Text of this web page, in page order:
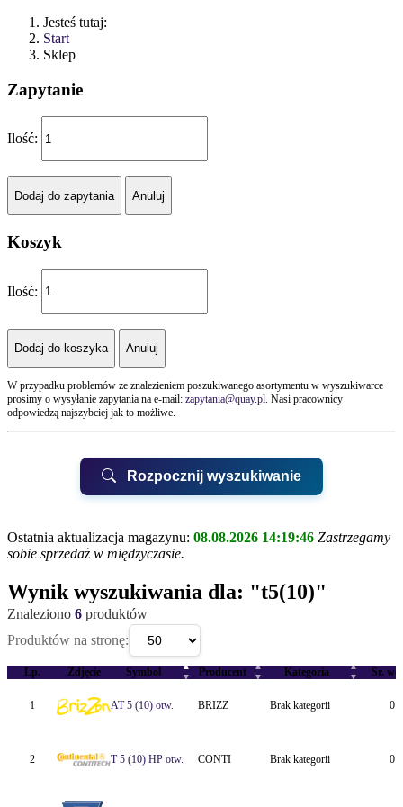
Jesteś tutaj:
Start
Sklep
Zapytanie
Ilość:
Koszyk
Ilość:
W przypadku problemów ze znalezieniem poszukiwanego asortymentu w wyszukiwarce
prosimy o wysyłanie zapytania na e-mail: zapytania@quay.pl. Nasi pracownicy
odpowiedzą najszybciej jak to możliwe.
Rozpocznij wyszukiwanie
Biurem Obsługi Klienta QUAY
QUAY Suchy Las, ul.Kwarcowa 6
Ostatnia aktualizacja magazynu: 08.08.2026 14:19:46 Zastrzegamy
sobie sprzedaż w międzyczasie.
Wynik wyszukiwania dla: "t5(10)"
Znaleziono 6 produktów
Produktów na stronę:
Lp. Zdjęcie Symbol
▲
▼
Producent
▲
▼
Kategoria
▲
▼
Śr.
1 AT 5 (10) otw. BRIZZ Brak kategorii 0
2 T 5 (10) HP otw. CONTI Brak kategorii 0